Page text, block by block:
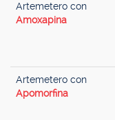
Artemetero con
Amoxapina
Artemetero con
Apomorfina